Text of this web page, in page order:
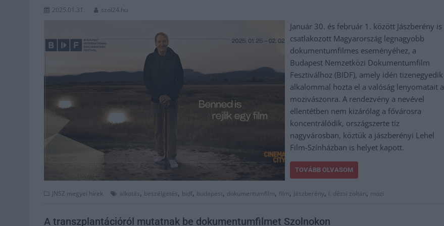
2025.01.31. szol24.hu
Január 30. és február 1. között Jászberény is
csatlakozott Magyarország legnagyobb
dokumentumfilmes eseményéhez, a
Budapest Nemzetközi Dokumentumfilm
Fesztiválhoz (BIDF), amely idén tizenegyedik
alkalommal hozta el a valóság lenyomatait a
mozivászonra. A rendezvény a nevével
ellentétben nem kizárólag a fővárosra
koncentrálódik, országszerte tíz
nagyvárosban, köztük a jászberényi Lehel
Film-Színházban is helyet kapott.
TOVÁBB OLVASOM
JNSZ megyei hírek alkotás, beszélgetés, bidf, budapest, dokumentumfilm, film, Jászberény, l. dézsi zoltán, mozi
A transzplantációról mutatnak be dokumentumfilmet Szolnokon